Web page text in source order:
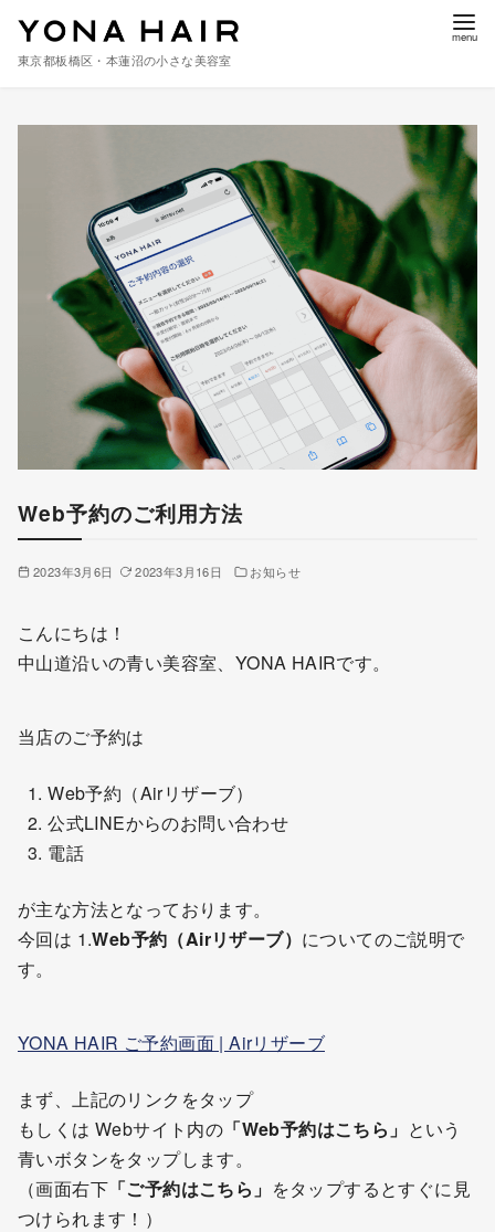
東京都板橋区・本蓮沼の小さな美容室
Web予約のご利用方法
2023年3月6日 2023年3月16日 お知らせ
こんにちは！
中山道沿いの青い美容室、YONA HAIRです。
当店のご予約は
Web予約（Airリザーブ）
公式LINEからのお問い合わせ
電話
が主な方法となっております。
今回は 1.Web予約（Airリザーブ） についてのご説明で
す。
YONA HAIR ご予約画面 | Airリザーブ
まず、上記のリンクをタップ
もしくは Webサイト内の 「Web予約はこちら」 という
青いボタンをタップします。
（画面右下 「ご予約はこちら」 をタップするとすぐに見
つけられます！）